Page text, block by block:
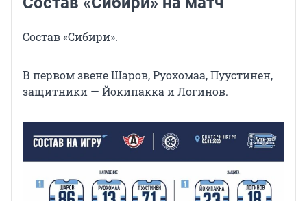
Состав «Сибири».
В первом звене Шаров, Руохомаа, Пуустинен,
защитники — Йокипакка и Логинов.